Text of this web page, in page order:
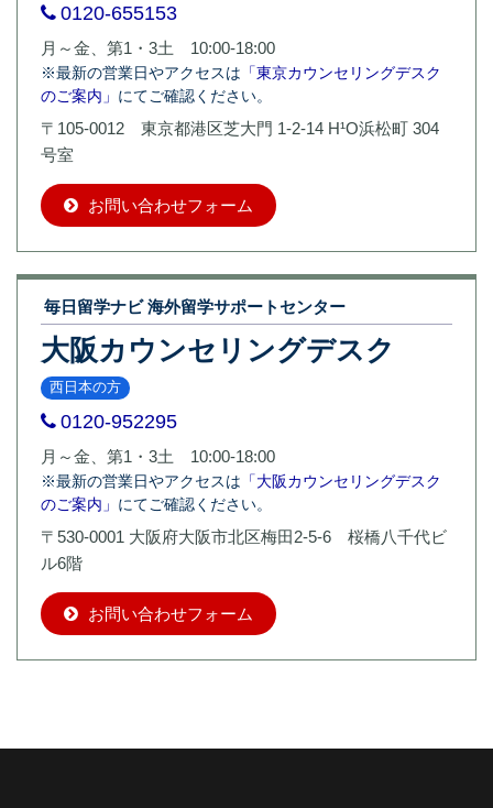
0120-655153
月～金、第1・3土 10:00-18:00
※最新の営業日やアクセスは 「東京カウンセリングデスク
のご案内」 にてご確認ください。
〒105-0012 東京都港区芝大門 1-2-14 H¹O浜松町 304
号室
お問い合わせフォーム
毎日留学ナビ 海外留学サポートセンター
大阪カウンセリングデスク
西日本の方
0120-952295
月～金、第1・3土 10:00-18:00
※最新の営業日やアクセスは 「大阪カウンセリングデスク
のご案内」 にてご確認ください。
〒530-0001 大阪府大阪市北区梅田2-5-6 桜橋八千代ビ
ル6階
お問い合わせフォーム